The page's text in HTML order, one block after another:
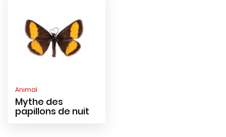
Animal
Mythe des
papillons de nuit